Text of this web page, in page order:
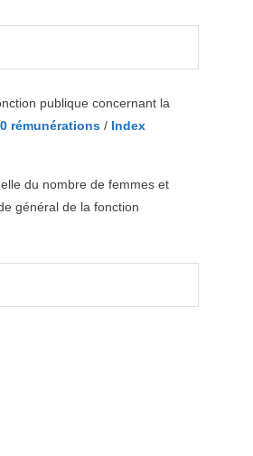
publique concernant la
rémunérations / Index
du nombre de femmes et
général de la fonction